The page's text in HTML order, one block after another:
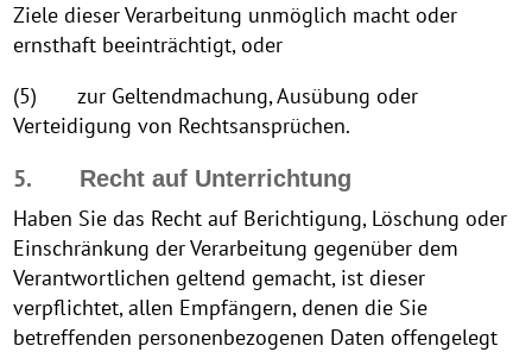
Ziele dieser Verarbeitung unmöglich macht oder
ernsthaft beeinträchtigt, oder
(5) zur Geltendmachung, Ausübung oder
Verteidigung von Rechtsansprüchen.
5. Recht auf Unterrichtung
Haben Sie das Recht auf Berichtigung, Löschung oder
Einschränkung der Verarbeitung gegenüber dem
Verantwortlichen geltend gemacht, ist dieser
verpflichtet, allen Empfängern, denen die Sie
betreffenden personenbezogenen Daten offengelegt